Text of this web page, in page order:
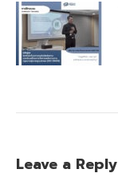
Leave a Reply